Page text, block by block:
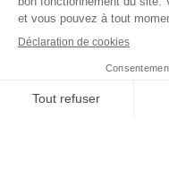
CHARTE DES